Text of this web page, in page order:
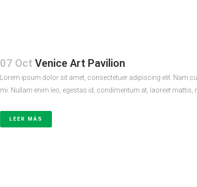
07 Oct Venice Art Pavilion
Lorem ipsum dolor sit amet, consectetuer adipiscing elit. Nam
mi. Nullam enim leo, egestas id, condimentum at, laoreet mattis,
LEER MÁS